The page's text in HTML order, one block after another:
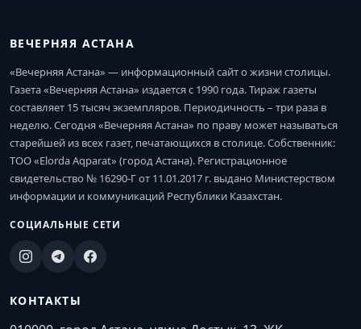
ВЕЧЕРНЯЯ АСТАНА
«Вечерняя Астана» — информационный сайт о жизни столицы.
Газета «Вечерняя Астана» издается с 1990 года. Тираж газеты
составляет 15 тысяч экземпляров. Периодичность – три раза в
неделю. Сегодня «Вечерняя Астана» по праву может называться
старейшей из всех газет, печатающихся в столице. Собственник:
ТОО «Elorda Aqparat» (город Астана). Регистрационное
свидетельство № 16290-Г от 11.01.2017 г. выдано Министерством
информации и коммуникаций Республики Казахстан.
СОЦИАЛЬНЫЕ СЕТИ
КОНТАКТЫ